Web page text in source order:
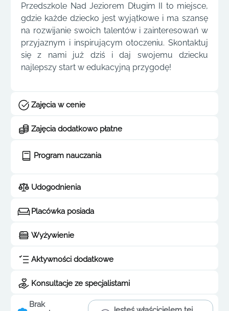
Przedszkole Nad Jeziorem Długim II to miejsce,
gdzie każde dziecko jest wyjątkowe i ma szansę
na rozwijanie swoich talentów i zainteresowań w
przyjaznym i inspirującym otoczeniu. Skontaktuj
się z nami już dziś i daj swojemu dziecku
najlepszy start w edukacyjną przygodę!
Zajęcia w cenie
Zajęcia dodatkowo płatne
Program nauczania
Udogodnienia
Placówka posiada
Wyżywienie
Aktywności dodatkowe
Konsultacje ze specjalistami
Brak